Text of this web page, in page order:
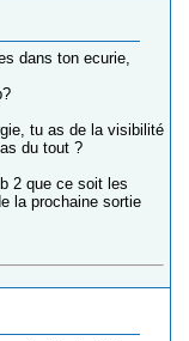
dans ton ecurie,
tu as de la visibilité
du tout ?
2 que ce soit les
la prochaine sortie